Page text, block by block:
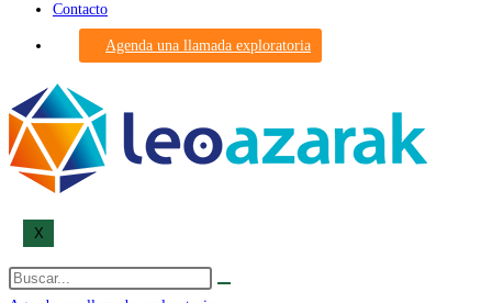
Contacto
Agenda una llamada exploratoria
X